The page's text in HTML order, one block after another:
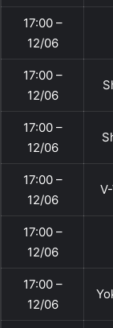
17:00 –
12/06
17:00 –
12/06
17:00 –
12/06
17:00 –
12/06
17:00 –
12/06
17:00 –
12/06